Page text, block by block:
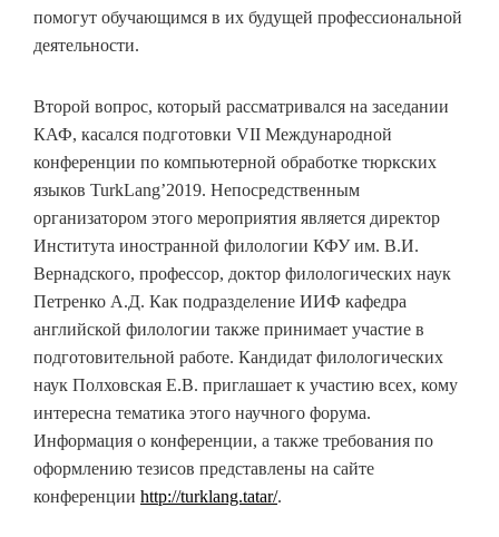
помогут обучающимся в их будущей профессиональной
деятельности.
Второй вопрос, который рассматривался на заседании
КАФ, касался подготовки VII Международной
конференции по компьютерной обработке тюркских
языков TurkLang’2019. Непосредственным
организатором этого мероприятия является директор
Института иностранной филологии КФУ им. В.И.
Вернадского, профессор, доктор филологических наук
Петренко А.Д. Как подразделение ИИФ кафедра
английской филологии также принимает участие в
подготовительной работе. Кандидат филологических
наук Полховская Е.В. приглашает к участию всех, кому
интересна тематика этого научного форума.
Информация о конференции, а также требования по
оформлению тезисов представлены на сайте
конференции http://turklang.tatar/.